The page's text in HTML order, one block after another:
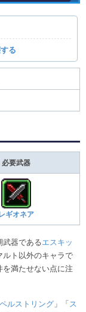
る
必要武器
レギオネア
武器であるエスキッ
ルト以外のキャラで
満たせない点に注
ペルストリング 」「 ス